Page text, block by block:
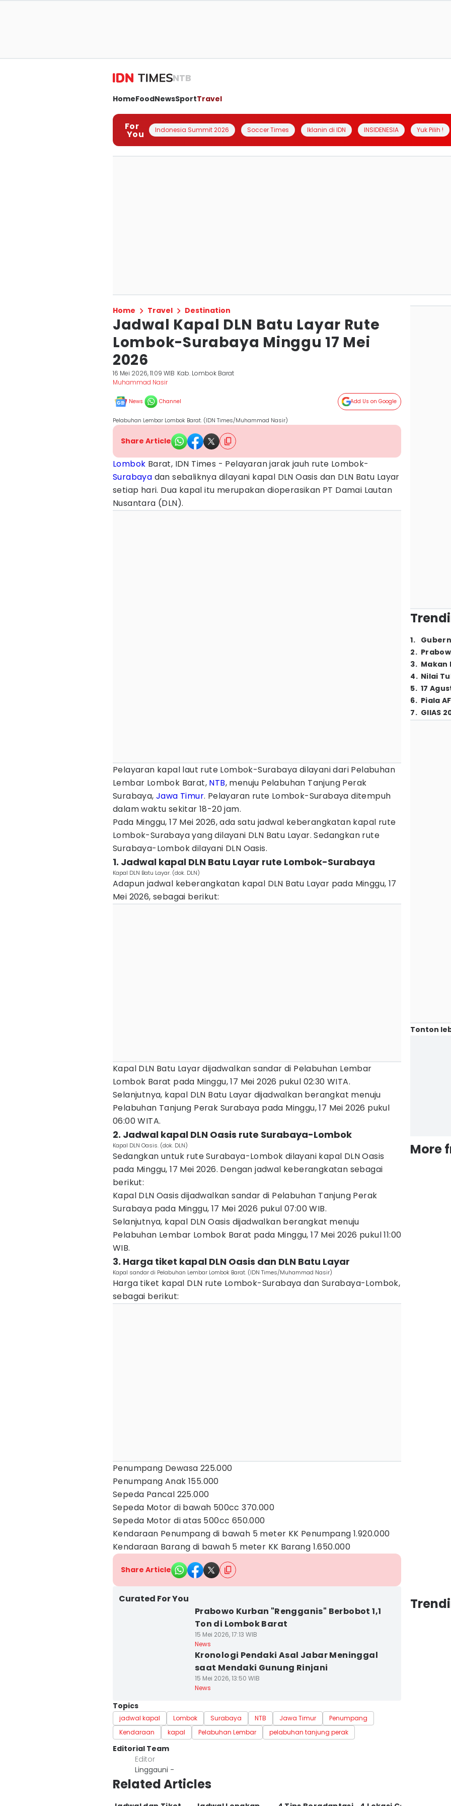
NTB
HomeFoodNewsSportTravel
For
You Indonesia Summit 2026 Soccer Times Iklanin di IDN INSIDENESIA Yuk Pilih !
Home Travel Destination
Jadwal Kapal DLN Batu Layar Rute
Lombok-Surabaya Minggu 17 Mei
2026
16 Mei 2026, 11:09 WIB Kab. Lombok Barat
Muhammad Nasir
News Channel Add Us on Google
Pelabuhan Lembar Lombok Barat. (IDN Times/Muhammad Nasir)
Share Article
Lombok Barat, IDN Times - Pelayaran jarak jauh rute Lombok-
Surabaya dan sebaliknya dilayani kapal DLN Oasis dan DLN Batu Layar
setiap hari. Dua kapal itu merupakan dioperasikan PT Damai Lautan
Nusantara (DLN).
Pelayaran kapal laut rute Lombok-Surabaya dilayani dari Pelabuhan
Lembar Lombok Barat, NTB, menuju Pelabuhan Tanjung Perak
Surabaya,Jawa Timur. Pelayaran rute Lombok-Surabaya ditempuh
dalam waktu sekitar 18-20 jam.
Pada Minggu, 17 Mei 2026, ada satu jadwal keberangkatan kapal rute
Lombok-Surabaya yang dilayani DLN Batu Layar. Sedangkan rute
Surabaya-Lombok dilayani DLN Oasis.
1. Jadwal kapal DLN Batu Layar rute Lombok-Surabaya
Kapal DLN Batu Layar. (dok. DLN)
Adapun jadwal keberangkatan kapal DLN Batu Layar pada Minggu, 17
Mei 2026, sebagai berikut:
Kapal DLN Batu Layar dijadwalkan sandar di Pelabuhan Lembar
Lombok Barat pada Minggu, 17 Mei 2026 pukul 02:30 WITA.
Selanjutnya, kapal DLN Batu Layar dijadwalkan berangkat menuju
Pelabuhan Tanjung Perak Surabaya pada Minggu, 17 Mei 2026 pukul
06:00 WITA.
2. Jadwal kapal DLN Oasis rute Surabaya-Lombok
Kapal DLN Oasis. (dok. DLN)
Sedangkan untuk rute Surabaya-Lombok dilayani kapal DLN Oasis
pada Minggu, 17 Mei 2026. Dengan jadwal keberangkatan sebagai
berikut:
Kapal DLN Oasis dijadwalkan sandar di Pelabuhan Tanjung Perak
Surabaya pada Minggu, 17 Mei 2026 pukul 07:00 WIB.
Selanjutnya, kapal DLN Oasis dijadwalkan berangkat menuju
Pelabuhan Lembar Lombok Barat pada Minggu, 17 Mei 2026 pukul 11:00
WIB.
3. Harga tiket kapal DLN Oasis dan DLN Batu Layar
Kapal sandar di Pelabuhan Lembar Lombok Barat. (IDN Times/Muhammad Nasir)
Harga tiket kapal DLN rute Lombok-Surabaya dan Surabaya-Lombok,
sebagai berikut:
Penumpang Dewasa 225.000
Penumpang Anak 155.000
Sepeda Pancal 225.000
Sepeda Motor di bawah 500cc 370.000
Sepeda Motor di atas 500cc 650.000
Kendaraan Penumpang di bawah 5 meter KK Penumpang 1.920.000
Kendaraan Barang di bawah 5 meter KK Barang 1.650.000
Share Article
Curated For You
Prabowo Kurban "Rengganis" Berbobot 1,1
Ton di Lombok Barat
15 Mei 2026, 17:13 WIB
News
Kronologi Pendaki Asal Jabar Meninggal
saat Mendaki Gunung Rinjani
15 Mei 2026, 13:50 WIB
News
Topics
jadwal kapal Lombok Surabaya NTB Jawa Timur
Penumpang
Kendaraan
kapal Pelabuhan Lembar pelabuhan tanjung perak
Editorial Team
Editor
Linggauni -
Related Articles
1.
2.
3. Makan
4. Nilai
5. 17
6. Piala
7. GIIAS
Tonton
More